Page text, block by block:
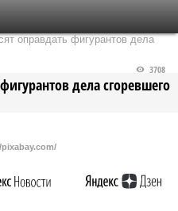
оправдать фигурантов дела
дела сгоревшего
3708